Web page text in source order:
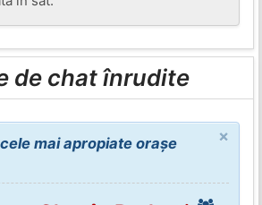
de chat înrudite
×
mai apropiate orașe